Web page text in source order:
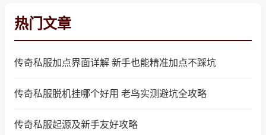
热门文章
传奇私服加点界面详解 新手也能精准加点不踩坑
传奇私服脱机挂哪个好用 老鸟实测避坑全攻略
传奇私服起源及新手友好攻略